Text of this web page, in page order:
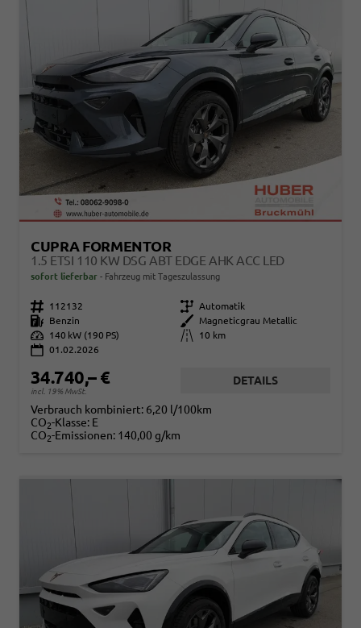
CUPRA FORMENTOR
1.5 ETSI 110 KW DSG ABT EDGE AHK ACC LED
sofort lieferbar Fahrzeug mit Tageszulassung
Fahrzeugnr. 112132 Getriebe Automatik
Kraftstoff
Benzin Außenfarbe
Magneticgrau Metallic
Leistung
140 kW (190 PS) Kilometerstand
10 km
01.02.2026
34.740,– €
incl. 19% MwSt.
DETAILS
Verbrauch kombiniert: 6,20 l/100km
CO2-Klasse: E
CO2-Emissionen: 140,00 g/km